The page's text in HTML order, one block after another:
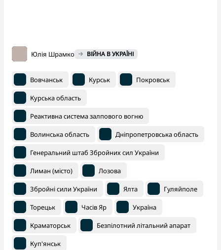
Юлія Шрамко ВІЙНА В УКРАЇНІ
Вовчанськ Курськ Покровськ
Курська область
Реактивна система залпового вогню
Волинська область Дніпропетровська область
Генеральний штаб Збройних сил України
Лиман (місто) Лозова
Збройні сили України Ялта Гуляйполе
Торецьк Часів Яр Україна
Краматорськ Безпілотний літальний апарат
Куп'янськ